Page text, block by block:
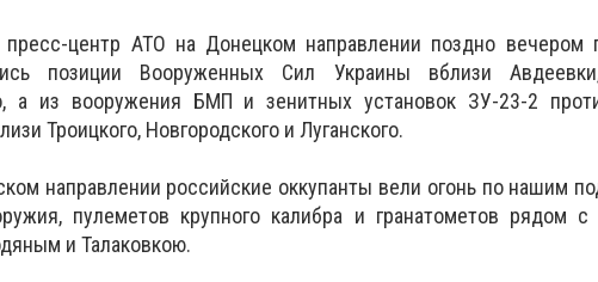
пресс-центр АТО на Донецком направлении поздно вечером
позиции Вооруженных Сил Украины вблизи
а из вооружения БМП и зенитных установок ЗУ-23-2
Троицкого, Новгородского и Луганского.
направлении российские оккупанты вели огонь по нашим
пулеметов крупного калибра и гранатометов рядом с
и Талаковкою.